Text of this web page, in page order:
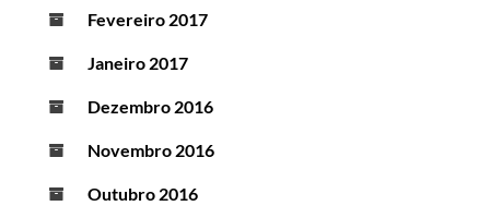
Fevereiro 2017
Janeiro 2017
Dezembro 2016
Novembro 2016
Outubro 2016